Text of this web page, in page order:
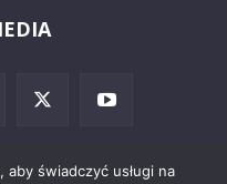
świadczyć usługi na